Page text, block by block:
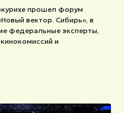
прошел форум
вектор. Сибирь», в
федеральные эксперты,
и